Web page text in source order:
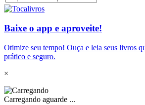
Baixe o app e aproveite!
Otimize seu tempo! Ouça e leia seus livros
prático e seguro.
×
Carregando aguarde ...